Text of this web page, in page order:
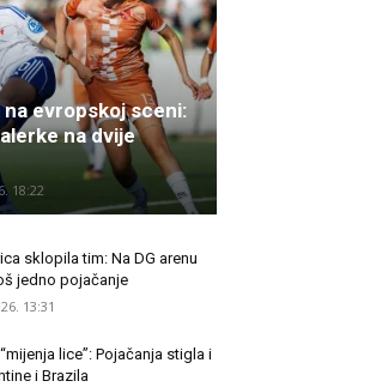
evropskoj sceni:
na dvije
18:22
sklopila tim: Na DG arenu
jedno pojačanje
13:31
lice”: Pojačanja stigla i
i Brazila